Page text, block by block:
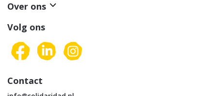
Over ons
Volg ons
Contact